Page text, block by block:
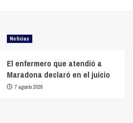
Noticias
El enfermero que atendió a
Maradona declaró en el juicio
7 agosto 2026